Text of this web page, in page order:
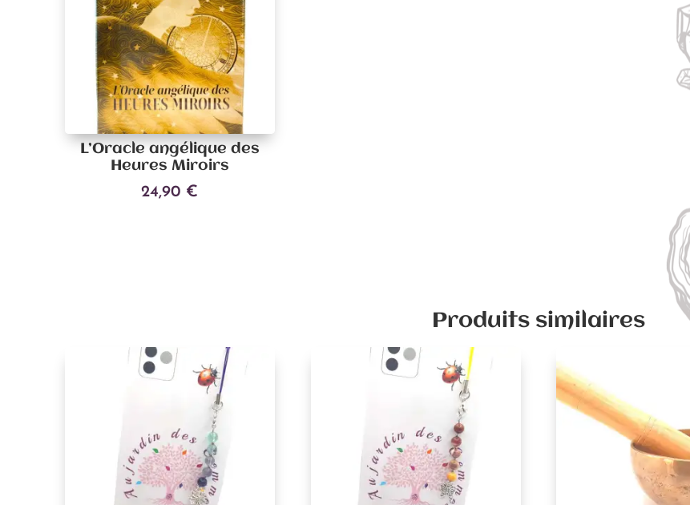
L’Oracle angélique des
Heures Miroirs
24,90 €
Produits similaires